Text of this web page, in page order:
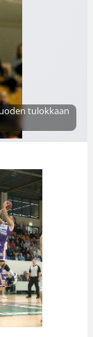
tulokkaan